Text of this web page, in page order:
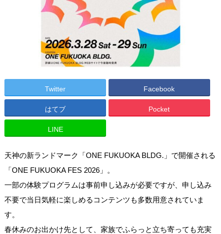
Twitter Facebook
はてブ Pocket
LINE
天神の新ランドマーク「ONE FUKUOKA BLDG.」で開催される
「ONE FUKUOKA FES 2026」。
一部の体験プログラムは事前申し込みが必要ですが、申し込み
不要で当日気軽に楽しめるコンテンツも多数用意されていま
す。
春休みのお出かけ先として、家族でふらっと立ち寄っても充実